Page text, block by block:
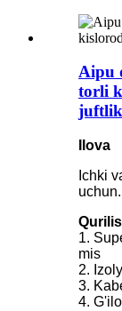
Aipu
torli
Ilova
Ichki
uchun.
1.
mis
2.
3.
4.